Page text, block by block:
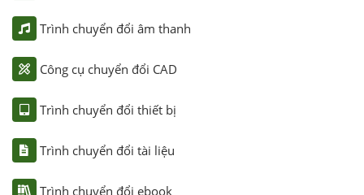
Trình chuyển đổi âm thanh
Công cụ chuyển đổi CAD
Trình chuyển đổi thiết bị
Trình chuyển đổi tài liệu
Trình chuyển đổi ebook